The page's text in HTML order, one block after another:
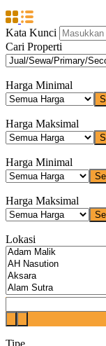
Kata Kunci
Cari Properti
Harga Minimal
Harga Maksimal
Harga Minimal
Harga Maksimal
Lokasi
Tipe